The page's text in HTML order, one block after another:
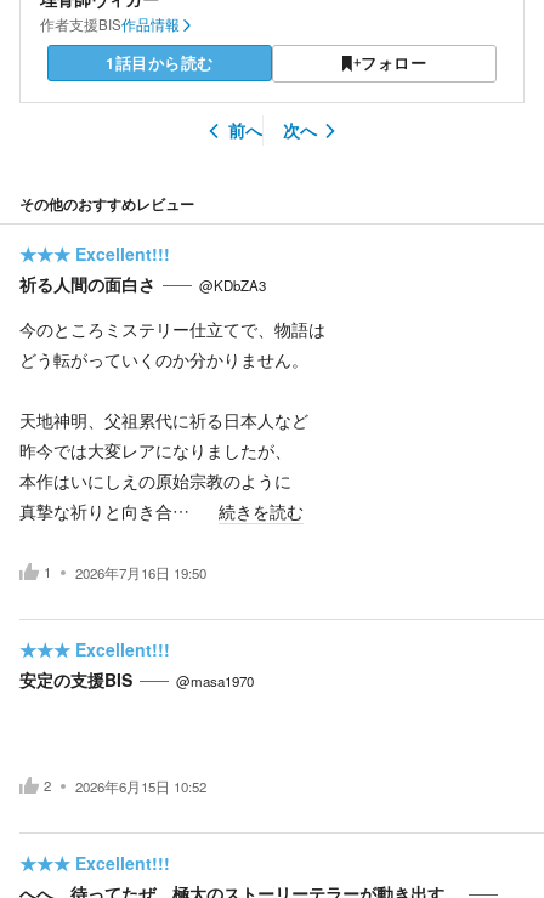
作者支援BIS作品情報
1話目から読む フォロー
前へ 次へ
その他のおすすめレビュー
★★★ Excellent!!!
祈る人間の面白さ
@KDbZA3
今のところミステリー仕立てで、物語は
どう転がっていくのか分かりません。
天地神明、父祖累代に祈る日本人など
昨今では大変レアになりましたが、
本作はいにしえの原始宗教のように
真摯な祈りと向き合…
続きを読む
1 2026年7月16日 19:50
★★★ Excellent!!!
安定の支援BIS
@masa1970
2 2026年6月15日 10:52
★★★ Excellent!!!
へへ、待ってたぜ。極太のストーリーテラーが動き出す。